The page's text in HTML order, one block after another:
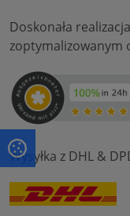
Doskonała
zoptymalizowanym
Wysyłka z DHL &